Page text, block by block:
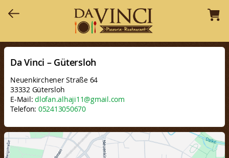
Da Vinci – Gütersloh
Neuenkirchener Straße 64
33332 Gütersloh
E-Mail: dlofan.alhaji11@gmail.com
Telefon: 052413050670